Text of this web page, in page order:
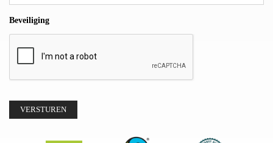
Beveiliging
VERSTUREN